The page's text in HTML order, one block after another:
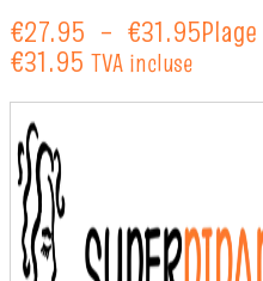
€27.95 – €31.95
€31.95 TVA incluse